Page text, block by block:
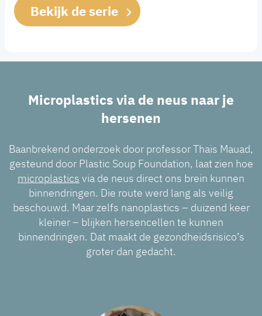
Bekijk de serie
Microplastics via de neus naar je
hersenen
Baanbrekend onderzoek door professor Thais Mauad,
gesteund door Plastic Soup Foundation, laat zien hoe
microplastics via de neus direct ons brein kunnen
binnendringen. Die route werd lang als veilig
beschouwd. Maar zelfs nanoplastics – duizend keer
kleiner – blijken hersencellen te kunnen
binnendringen. Dat maakt de gezondheidsrisico’s
groter dan gedacht.